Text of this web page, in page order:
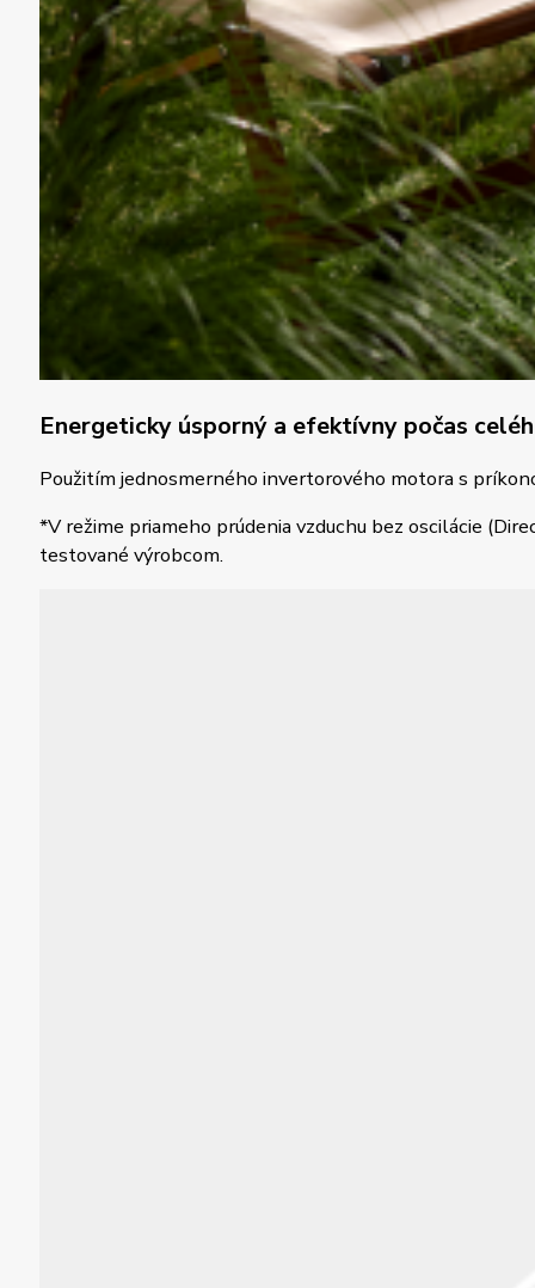
Energeticky úsporný a efektívny počas
Použitím jednosmerného invertorového motora s
*V režime priameho prúdenia vzduchu bez oscilácie
testované výrobcom.